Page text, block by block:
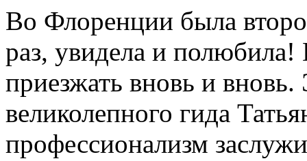
Во Флоренции была
раз, увидела и
приезжать вновь и вновь.
великолепного гида
профессионализм